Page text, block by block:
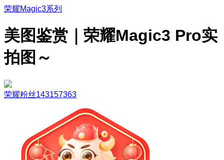
荣耀Magic3系列
美图鉴赏｜荣耀Magic3 Pro实
拍图～
荣耀粉丝143157363